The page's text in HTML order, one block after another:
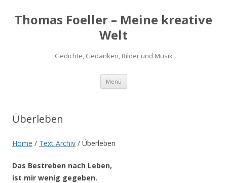
Thomas Foeller – Meine kreative
Welt
Gedichte, Gedanken, Bilder und Musik
Menü Zum
springen
Überleben
Home / Text Archiv / Überleben
Das Bestreben nach Leben,
ist mir wenig gegeben.